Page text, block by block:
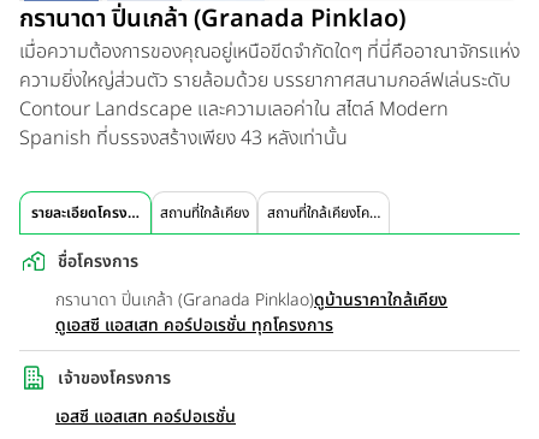
กรานาดา ปิ่นเกล้า (Granada Pinklao)
เมื่อความต้องการของคุณอยู่เหนือขีดจำกัดใดๆ ที่นี่คืออาณาจักรแห่ง
ความยิ่งใหญ่ส่วนตัว รายล้อมด้วย บรรยากาศสนามกอล์ฟเล่นระดับ
Contour Landscape และความเลอค่าใน สไตล์ Modern
Spanish ที่บรรจงสร้างเพียง 43 หลังเท่านั้น
รายละเอียดโครงการ สถานที่ใกล้เคียง สถานที่ใกล้เคียงโครงการ
ชื่อโครงการ
กรานาดา ปิ่นเกล้า (Granada Pinklao)ดูบ้านราคาใกล้เคียง
ดูเอสซี แอสเสท คอร์ปอเรชั่น ทุกโครงการ
เจ้าของโครงการ
เอสซี แอสเสท คอร์ปอเรชั่น